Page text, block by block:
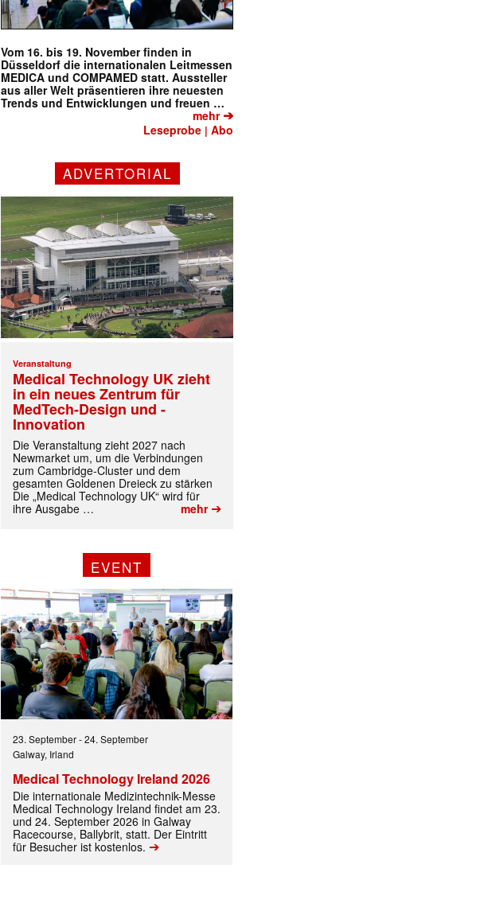
Vom 16. bis 19. November finden in
Düsseldorf die internationalen Leitmessen
MEDICA und COMPAMED statt. Aussteller
aus aller Welt präsentieren ihre neuesten
Trends und Entwicklungen und freuen …
mehr➔
Leseprobe |Abo
ADVERTORIAL
Veranstaltung
Medical Technology UK zieht
in ein neues Zentrum für
MedTech-Design und -
Innovation
Die Veranstaltung zieht 2027 nach
Newmarket um, um die Verbindungen
zum Cambridge-Cluster und dem
gesamten Goldenen Dreieck zu stärken
Die „Medical Technology UK“ wird für
ihre Ausgabe …
mehr➔
EVENT
23. September-24. September
Galway, Irland
Medical Technology Ireland 2026
Die internationale Medizintechnik-Messe
Medical Technology Ireland findet am 23.
und 24. September 2026 in Galway
Racecourse, Ballybrit, statt. Der Eintritt
für Besucher ist kostenlos. ➔